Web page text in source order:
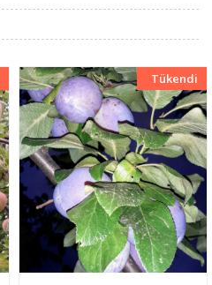
Yeni
Tükendi